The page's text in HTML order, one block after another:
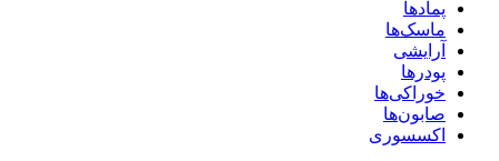
پمادها
ماسک‌ها
آرایشی
پودرها
خوراکی‌ها
صابون‌ها
اکسسوری